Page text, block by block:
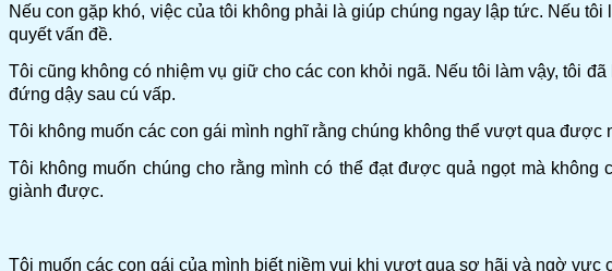
Nếu con gặp khó, việc của tôi không phải là giúp chúng ngay lập tức. Nếu
quyết vấn đề.
Tôi cũng không có nhiệm vụ giữ cho các con khỏi ngã. Nếu tôi làm vậy, tôi
đứng dậy sau cú vấp.
Tôi không muốn các con gái mình nghĩ rằng chúng không thể vượt qua
Tôi không muốn chúng cho rằng mình có thể đạt được quả ngọt mà
giành được.
Tôi muốn các con gái của mình biết niềm vui khi vượt qua sợ hãi và ngờ vực